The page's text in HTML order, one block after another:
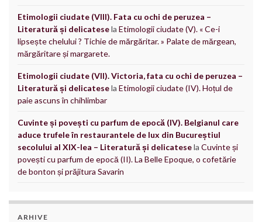
Etimologii ciudate (VIII). Fata cu ochi de peruzea –
Literatură și delicatesela Etimologii ciudate (V). « Ce-i
lipsește chelului ? Tichie de mărgăritar. » Palate de mărgean,
mărgăritare și margarete.
Etimologii ciudate (VII). Victoria, fata cu ochi de peruzea –
Literatură și delicatesela Etimologii ciudate (IV). Hoțul de
paie ascuns în chihlimbar
Cuvinte și povești cu parfum de epocă (IV). Belgianul care
aduce trufele în restaurantele de lux din Bucureștiul
secolului al XIX-lea – Literatură și delicatesela Cuvinte și
povești cu parfum de epocă (II). La Belle Epoque, o cofetărie
de bonton și prăjitura Savarin
ARHIVE